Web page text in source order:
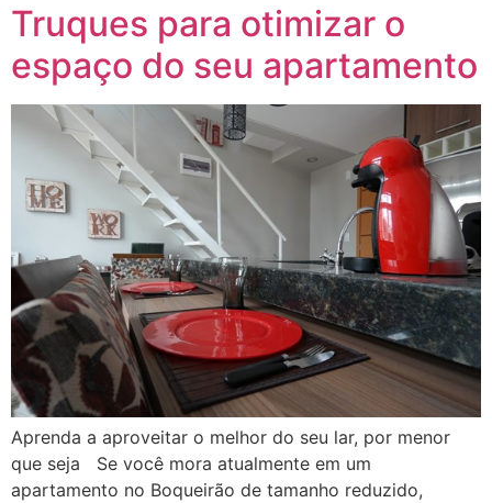
Truques para otimizar o
espaço do seu apartamento
Aprenda a aproveitar o melhor do seu lar, por menor
que seja Se você mora atualmente em um
apartamento no Boqueirão de tamanho reduzido,